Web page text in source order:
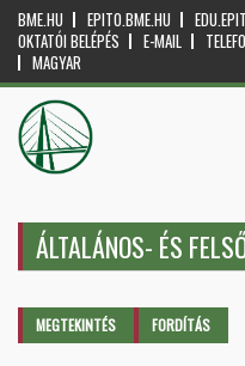
BME.HU EPITO.BME.HU
OKTATÓI BELÉPÉS
E-MAIL
MAGYAR
ÁLTALÁNOS- ÉS
Elsődleges fülek
MEGTEKINTÉS (AKTÍVFORDÍTÁS